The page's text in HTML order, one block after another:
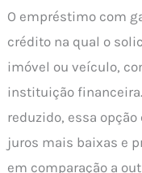
O empréstimo com
crédito na qual o
imóvel ou veículo,
instituição
reduzido, essa
juros mais baixas e
em comparação a